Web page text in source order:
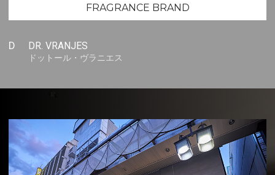
FRAGRANCE BRAND
D DR. VRANJES
ドットール・ヴラニエス